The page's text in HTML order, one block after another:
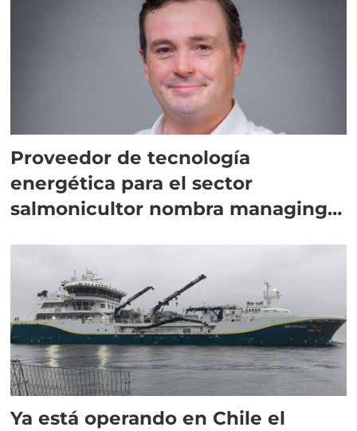
Proveedor de tecnología
energética para el sector
salmonicultor nombra managing
Ya está operando en Chile el